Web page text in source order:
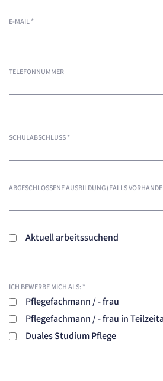
E-MAIL*
TELEFONNUMMER
SCHULABSCHLUSS*
ABGESCHLOSSENE AUSBILDUNG (FALLS
Aktuell arbeitssuchend
ICH BEWERBE MICH ALS:*
Pflegefachmann / - frau
Pflegefachmann / - frau in
Duales Studium Pflege